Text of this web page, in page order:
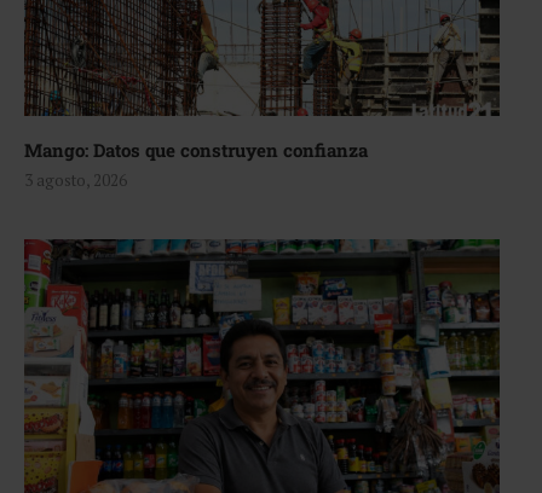
Mango: Datos que construyen confianza
3 agosto, 2026